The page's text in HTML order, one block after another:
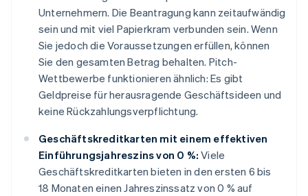
Unternehmern. Die Beantragung kann zeitaufwändig
sein und mit viel Papierkram verbunden sein. Wenn
Sie jedoch die Voraussetzungen erfüllen, können
Sie den gesamten Betrag behalten. Pitch-
Wettbewerbe funktionieren ähnlich: Es gibt
Geldpreise für herausragende Geschäftsideen und
keine Rückzahlungsverpflichtung.
Geschäftskreditkarten mit einem effektiven
Einführungsjahreszins von 0 %: Viele
Geschäftskreditkarten bieten in den ersten 6 bis
18 Monaten einen Jahreszinssatz von 0 % auf